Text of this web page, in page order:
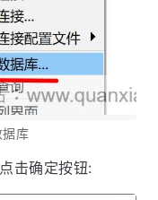
库
击确定按钮: